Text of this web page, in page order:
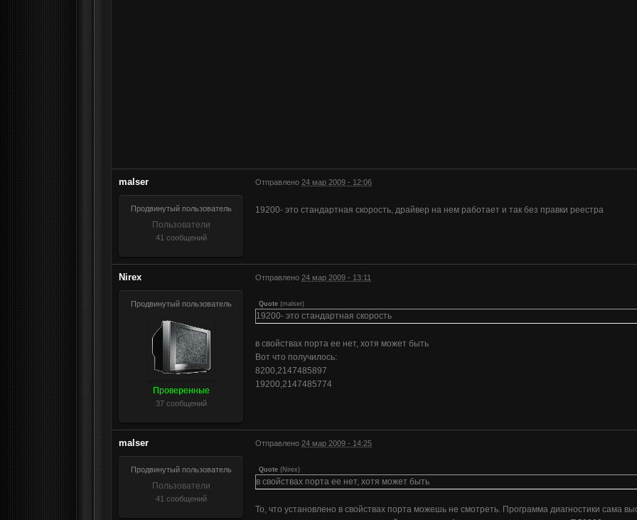
malser Отправлено24 мар 2009 - 12:06
Продвинутый пользователь
Пользователи
41 сообщений
19200- это стандартная скорость, драйвер на нем работает и так без правки реестра
Nirex Отправлено24 мар 2009 - 13:11
Продвинутый пользователь
Проверенные
37 сообщений
Quote (malser)
19200- это стандартная скорость
в свойствах порта ее нет, хотя может быть
Вот что получилось:
8200,2147485897
19200,2147485774
malser Отправлено24 мар 2009 - 14:25
Продвинутый пользователь
Пользователи
41 сообщений
Quote (Nirex)
в свойствах порта ее нет, хотя может быть
То, что установлено в свойствах порта можешь не смотреть. Программа диагностики сама